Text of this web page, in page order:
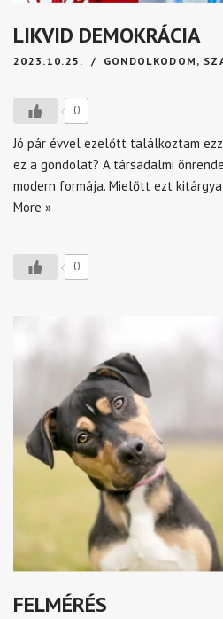
LIKVID DEMOKRÁCIA
2023.10.25. GONDOLKODOM ,
0
Jó pár évvel ezelőtt találkoztam
ez a gondolat? A társadalmi
modern formája. Mielőtt ezt
More »
0
FELMÉRÉS